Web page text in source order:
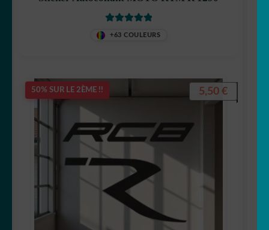
+63 COULEURS
50% SUR LE 2ÈME !! 5,50 €